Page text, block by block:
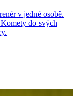
v jedné osobě.
do svých